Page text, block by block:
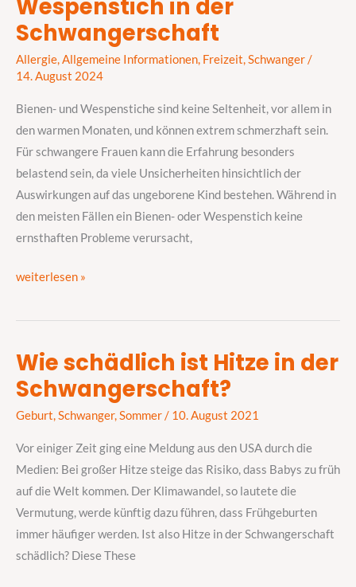
Wespenstich in der
Schwangerschaft
Allergie,Allgemeine Informationen, Freizeit,Schwanger/
14. August 2024
Bienen- und Wespenstiche sind keine Seltenheit, vor allem in
den warmen Monaten, und können extrem schmerzhaft sein.
Für schwangere Frauen kann die Erfahrung besonders
belastend sein, da viele Unsicherheiten hinsichtlich der
Auswirkungen auf das ungeborene Kind bestehen. Während in
den meisten Fällen ein Bienen- oder Wespenstich keine
ernsthaften Probleme verursacht,
Bienen-
oder
Wespenstich
in
der
Schwangerschaft
weiterlesen »
Wie schädlich ist Hitze in der
Schwangerschaft?
Geburt,Schwanger,Sommer/ 10. August 2021
Vor einiger Zeit ging eine Meldung aus den USA durch die
Medien: Bei großer Hitze steige das Risiko, dass Babys zu früh
auf die Welt kommen. Der Klimawandel, so lautete die
Vermutung, werde künftig dazu führen, dass Frühgeburten
immer häufiger werden. Ist also Hitze in der Schwangerschaft
schädlich? Diese These
Wie
schädlich
Hitze
in
der
Schwangerschaft?